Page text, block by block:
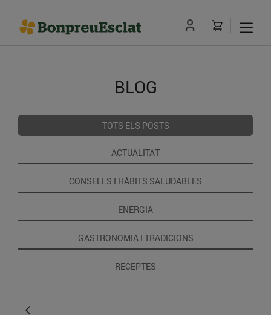
BLOG
TOTS ELS POSTS
ACTUALITAT
CONSELLS I HÀBITS SALUDABLES
ENERGIA
GASTRONOMIA I TRADICIONS
RECEPTES